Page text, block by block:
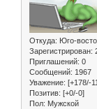
Откуда: Юго-
Зарегистрирован:
Приглашений: 0
Сообщений: 1967
Уважение: [+178/-
Позитив: [+0/-0]
Пол: Мужской